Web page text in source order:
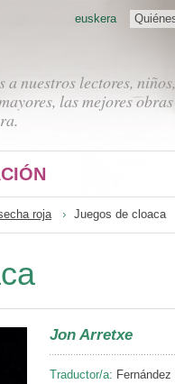
a nuestros lectores, niños,
las mejores
euskera
roja Juegos de cloaca
Jon Arretxe
Traductor/a: